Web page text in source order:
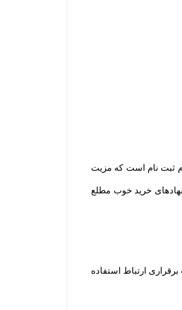
ثبت نام است که مزیت
خرید خوب مطلع
ارتباط استفاده